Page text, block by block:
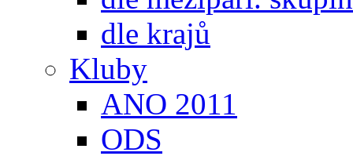
dle krajů
Kluby
ANO 2011
ODS